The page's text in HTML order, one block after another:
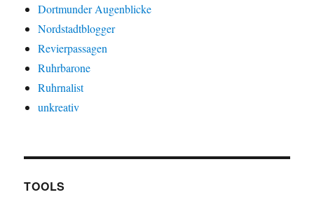
Dortmunder Augenblicke
Nordstadtblogger
Revierpassagen
Ruhrbarone
Ruhrnalist
unkreativ
TOOLS